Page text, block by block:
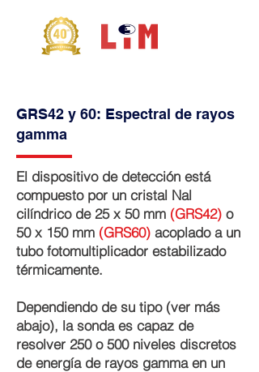
GRS42 y 60: Espectral de rayos
gamma
El dispositivo de detección está
compuesto por un cristal Nal
cilíndrico de 25 x 50 mm (GRS42) o
50 x 150 mm (GRS60) acoplado a un
tubo fotomultiplicador estabilizado
térmicamente.
Dependiendo de su tipo (ver más
abajo), la sonda es capaz de
resolver 250 o 500 niveles discretos
de energía de rayos gamma en un